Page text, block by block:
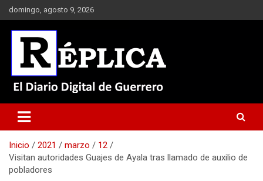
Saltar
al
contenido
domingo, agosto 9, 2026
Réplica
Inicio 2021 marzo
12
Visitan autoridades Guajes de Ayala tras llamado de auxilio de
pobladores